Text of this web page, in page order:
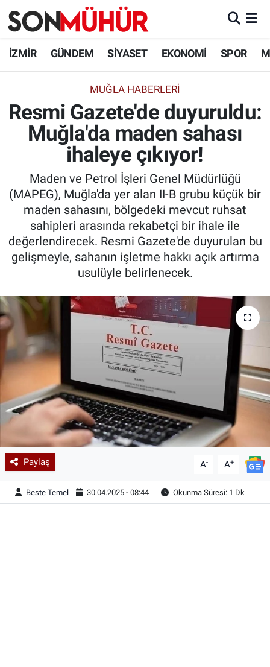
İZMİR GÜNDEM SİYASET EKONOMİ SPOR
MUĞLA HABERLERİ
Resmi Gazete'de duyuruldu:
Muğla'da maden sahası
ihaleye çıkıyor!
Maden ve Petrol İşleri Genel Müdürlüğü
(MAPEG), Muğla'da yer alan II-B grubu küçük bir
maden sahasını, bölgedeki mevcut ruhsat
sahipleri arasında rekabetçi bir ihale ile
değerlendirecek. Resmi Gazete'de duyurulan bu
gelişmeyle, sahanın işletme hakkı açık artırma
usulüyle belirlenecek.
Paylaş A- A+
Beste Temel 30.04.2025 - 08:44 Okunma Süresi: 1 Dk
İzmir Nöbetçi Eczaneler
İzmir Namaz Vakitleri
İzmir Trafik Yoğunluk Haritası
Süper Lig Puan Durumu ve Fikstür
Tüm Manşetler
Son Dakika Haberleri
Haber Arşivi